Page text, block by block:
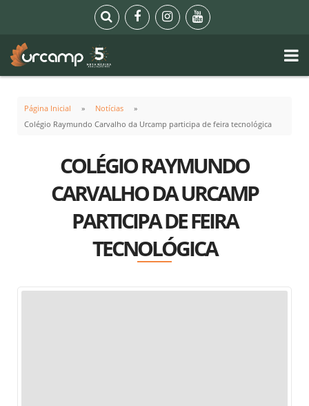
Página Inicial
Notícias
Colégio Raymundo Carvalho da Urcamp participa de feira tecnológica
COLÉGIO RAYMUNDO
CARVALHO DA URCAMP
PARTICIPA DE FEIRA
TECNOLÓGICA